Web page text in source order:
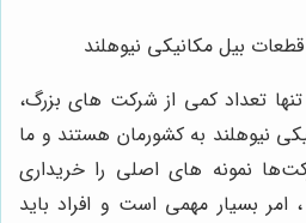
بیل مکانیکی نیوهلند
تعداد کمی از شرکت های بزرگ،
نیوهلند به کشورمان هستند و ما
نمونه های اصلی را خریداری
بسیار مهمی است و افراد باید